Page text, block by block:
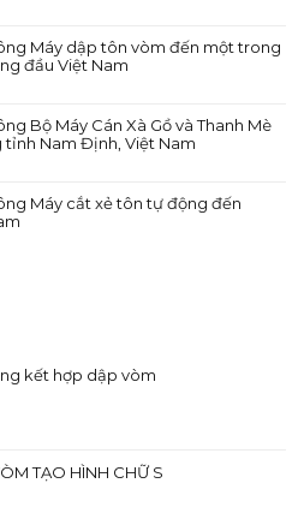
Máy dập tôn vòm đến một trong
đầu Việt Nam
Bộ Máy Cán Xà Gồ và Thanh Mè
tỉnh Nam Định, Việt Nam
Máy cắt xẻ tôn tự động đến
kết hợp dập vòm
TẠO HÌNH CHỮ S